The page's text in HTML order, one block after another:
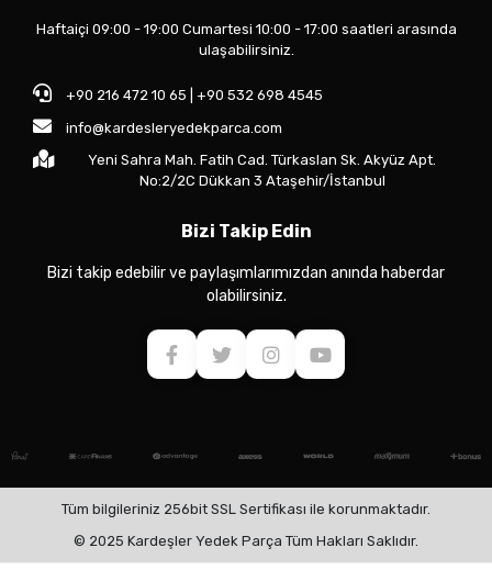
Haftaiçi 09:00 - 19:00 Cumartesi 10:00 - 17:00 saatleri arasında
ulaşabilirsiniz.
+90 216 472 10 65 | +90 532 698 4545
info@kardesleryedekparca.com
Yeni Sahra Mah. Fatih Cad. Türkaslan Sk. Akyüz Apt.
No:2/2C Dükkan 3 Ataşehir/İstanbul
Bizi Takip Edin
Bizi takip edebilir ve paylaşımlarımızdan anında haberdar
olabilirsiniz.
Tüm bilgileriniz 256bit SSL Sertifikası ile korunmaktadır.
© 2025 Kardeşler Yedek Parça Tüm Hakları Saklıdır.